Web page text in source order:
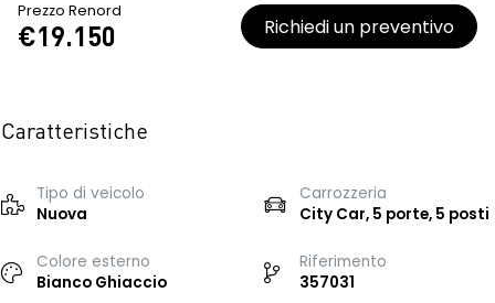
Prezzo Renord
€19.150 Richiedi un preventivo
Caratteristiche
Tipo di veicolo
Nuova
Carrozzeria
City Car, 5 porte, 5 posti
Colore esterno
Bianco Ghiaccio
Riferimento
357031